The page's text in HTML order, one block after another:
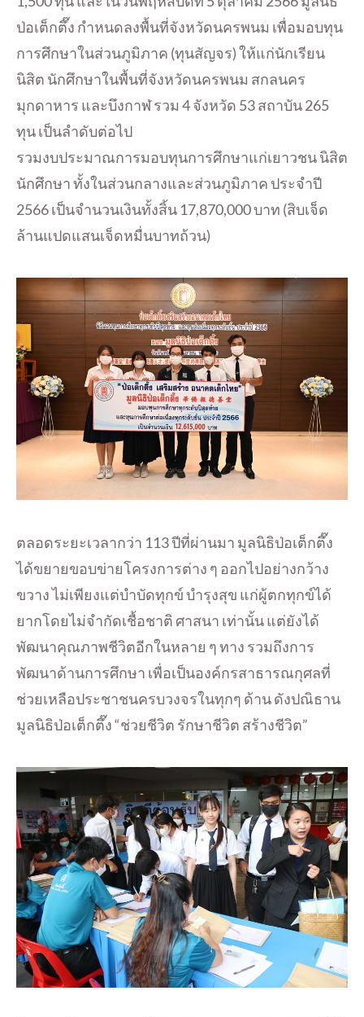
ป่อเต็กตึ๊ง กำหนดลงพื้นที่จังหวัดนครพนม เพื่อมอบทุน
การศึกษาในส่วนภูมิภาค (ทุนสัญจร) ให้แก่นักเรียน
นิสิต นักศึกษาในพื้นที่จังหวัดนครพนม สกลนคร
มุกดาหาร และบึงกาฬ รวม 4 จังหวัด 53 สถาบัน 265
ทุน เป็นลำดับต่อไป
รวมงบประมาณการมอบทุนการศึกษาแก่เยาวชน นิสิต
นักศึกษา ทั้งในส่วนกลางและส่วนภูมิภาค ประจำปี
2566 เป็นจำนวนเงินทั้งสิ้น 17,870,000 บาท (สิบเจ็ด
ล้านแปดแสนเจ็ดหมื่นบาทถ้วน)
ตลอดระยะเวลากว่า 113 ปีที่ผ่านมา มูลนิธิป่อเต็กตึ๊ง
ได้ขยายขอบข่ายโครงการต่าง ๆ ออกไปอย่างกว้าง
ขวาง ไม่เพียงแต่บำบัดทุกข์ บำรุงสุข แก่ผู้ตกทุกข์ได้
ยากโดยไม่จำกัดเชื้อชาติ ศาสนา เท่านั้น แต่ยังได้
พัฒนาคุณภาพชีวิตอีกในหลาย ๆ ทาง รวมถึงการ
พัฒนาด้านการศึกษา เพื่อเป็นองค์กรสาธารณกุศลที่
ช่วยเหลือประชาชนครบวงจรในทุกๆ ด้าน ดังปณิธาน
มูลนิธิป่อเต็กตึ๊ง “ช่วยชีวิต รักษาชีวิต สร้างชีวิต”